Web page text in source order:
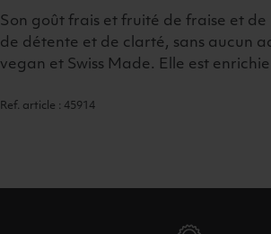
Son goût frais et fruité de fraise et
de détente et de clarté, sans aucun
vegan et Swiss Made. Elle est
Ref. article : 45914